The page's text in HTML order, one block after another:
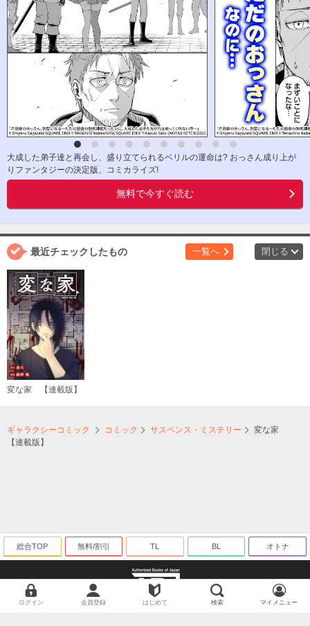
大成した弟子達と再会し、盛り立てられるベリルの運命は? おっさん成り上が
りファンタジーの決定版、コミカライズ!
無料で今すぐ読む
最近チェックしたもの 一覧へ 閉じる
変な家 【連載版】
ギャラクシーコミック コミック サスペンス・ミステリー
変な家
【連載版】
総合TOP 無料/割引 TL BL オトナ
ログイン 会員登録 はじめて 検索 マイメニュー